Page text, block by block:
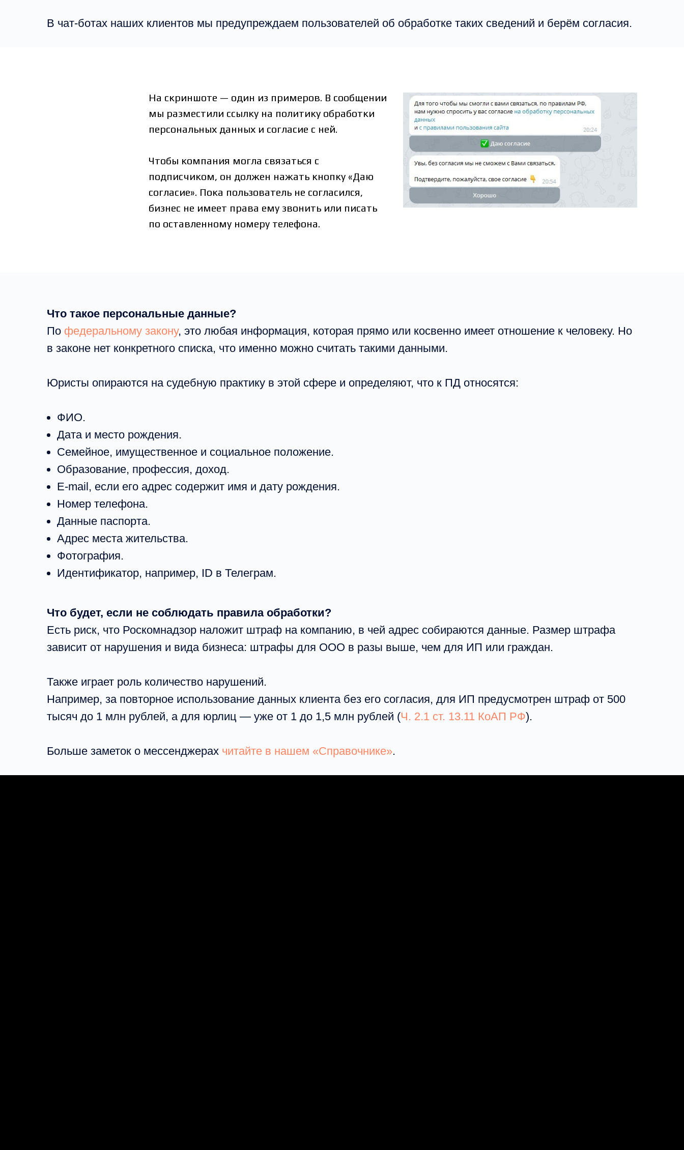
В чат-ботах наших клиентов мы предупреждаем пользователей об обработке таких сведений и берём согласия.
На скриншоте — один из примеров. В сообщении
мы разместили ссылку на политику обработки
персональных данных и согласие с ней.
Чтобы компания могла связаться с
подписчиком, он должен нажать кнопку «Даю
согласие». Пока пользователь не согласился,
бизнес не имеет права ему звонить или писать
по оставленному номеру телефона.
Что такое персональные данные?
По федеральному закону, это любая информация, которая прямо или косвенно имеет отношение к человеку. Но
в законе нет конкретного списка, что именно можно считать такими данными.
Юристы опираются на судебную практику в этой сфере и определяют, что к ПД относятся:
ФИО.
Дата и место рождения.
Семейное, имущественное и социальное положение.
Образование, профессия, доход.
E-mail, если его адрес содержит имя и дату рождения.
Номер телефона.
Данные паспорта.
Адрес места жительства.
Фотография.
Идентификатор, например, ID в Телеграм.
Что будет, если не соблюдать правила обработки?
Есть риск, что Роскомнадзор наложит штраф на компанию, в чей адрес собираются данные. Размер штрафа
зависит от нарушения и вида бизнеса: штрафы для ООО в разы выше, чем для ИП или граждан.
Также играет роль количество нарушений.
Например, за повторное использование данных клиента без его согласия, для ИП предусмотрен штраф от 500
тысяч до 1 млн рублей, а для юрлиц — уже от 1 до 1,5 млн рублей (Ч. 2.1 ст. 13.11 КоАП РФ).
Больше заметок о мессенджерах читайте в нашем «Справочнике».